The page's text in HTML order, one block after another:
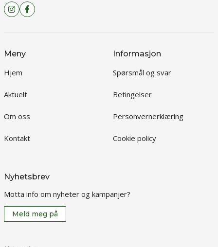
Meny
Hjem
Aktuelt
Om oss
Kontakt
Informasjon
Spørsmål og svar
Betingelser
Personvernerklæring
Cookie policy
Nyhetsbrev
Motta info om nyheter og kampanjer?
Meld meg på